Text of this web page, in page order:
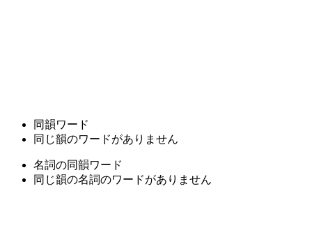
同韻ワード
同じ韻のワードがありません
名詞の同韻ワード
同じ韻の名詞のワードがありません